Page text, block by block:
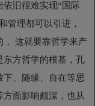
旧很难实现“国际
管理都可以引进，
， 这就要靠哲学来产
东方哲学的根基，孔
、随缘、自在等思
面影响颇深，也从